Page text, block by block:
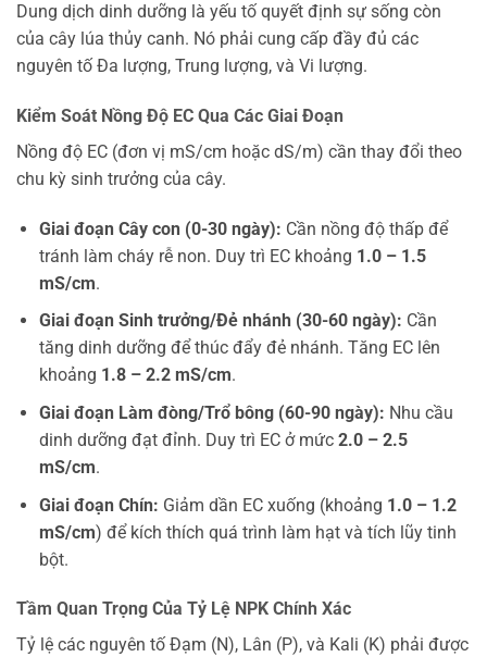
Dung dịch dinh dưỡng là yếu tố quyết định sự sống còn
của cây lúa thủy canh. Nó phải cung cấp đầy đủ các
nguyên tố Đa lượng, Trung lượng, và Vi lượng.
Kiểm Soát Nồng Độ EC Qua Các Giai Đoạn
Nồng độ EC (đơn vị mS/cm hoặc dS/m) cần thay đổi theo
chu kỳ sinh trưởng của cây.
Giai đoạn Cây con (0-30 ngày): Cần nồng độ thấp để
tránh làm cháy rễ non. Duy trì EC khoảng 1.0 – 1.5
mS/cm.
Giai đoạn Sinh trưởng/Đẻ nhánh (30-60 ngày): Cần
tăng dinh dưỡng để thúc đẩy đẻ nhánh. Tăng EC lên
khoảng 1.8 – 2.2 mS/cm.
Giai đoạn Làm đòng/Trổ bông (60-90 ngày): Nhu cầu
dinh dưỡng đạt đỉnh. Duy trì EC ở mức 2.0 – 2.5
mS/cm.
Giai đoạn Chín: Giảm dần EC xuống (khoảng 1.0 – 1.2
mS/cm) để kích thích quá trình làm hạt và tích lũy tinh
bột.
Tầm Quan Trọng Của Tỷ Lệ NPK Chính Xác
Tỷ lệ các nguyên tố Đạm (N), Lân (P), và Kali (K) phải được